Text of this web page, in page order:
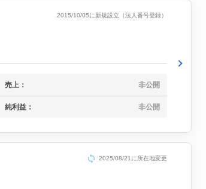
2015/10/05に新規設立（法人番号登録）
売上： 非公開
純利益： 非公開
2025/08/21に所在地変更